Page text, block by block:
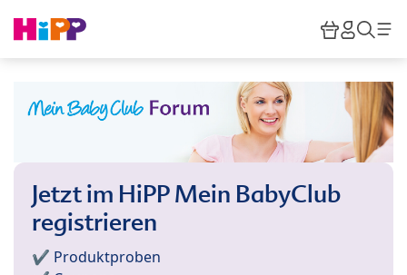
HiPP
Jetzt im HiPP Mein BabyClub
registrieren
✔️ Produktproben